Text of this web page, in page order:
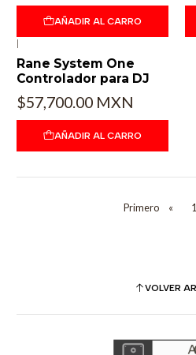
AÑADIR AL CARRO
Rane System One
Controlador para DJ
$57,700.00 MXN
AÑADIR AL CARRO
Primero « 1
VOLVER